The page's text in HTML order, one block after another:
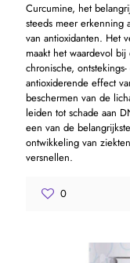
Curcumine, het
steeds meer erkenning
van antioxidanten. Het
maakt het waardevol
chronische,
antioxiderende effect
beschermen van de
leiden tot schade aan
een van de
ontwikkeling van
versnellen.
0